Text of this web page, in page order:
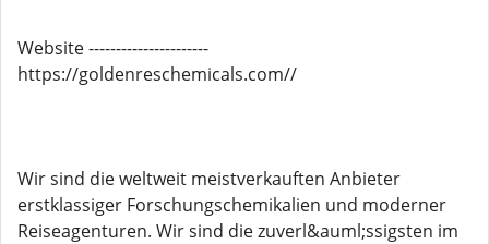
Website ----------------------
https://goldenreschemicals.com//
Wir sind die weltweit meistverkauften Anbieter
erstklassiger Forschungschemikalien und moderner
Reiseagenturen. Wir sind die zuverl&auml;ssigsten im